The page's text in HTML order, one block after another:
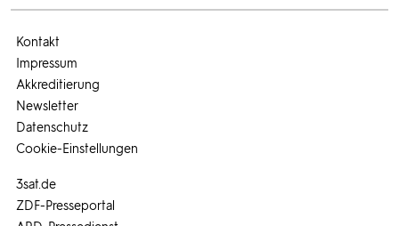
3sat.de
ZDF-Presseportal
Kontakt
Impressum
Akkreditierung
Newsletter
Datenschutz
Cookie-Einstellungen